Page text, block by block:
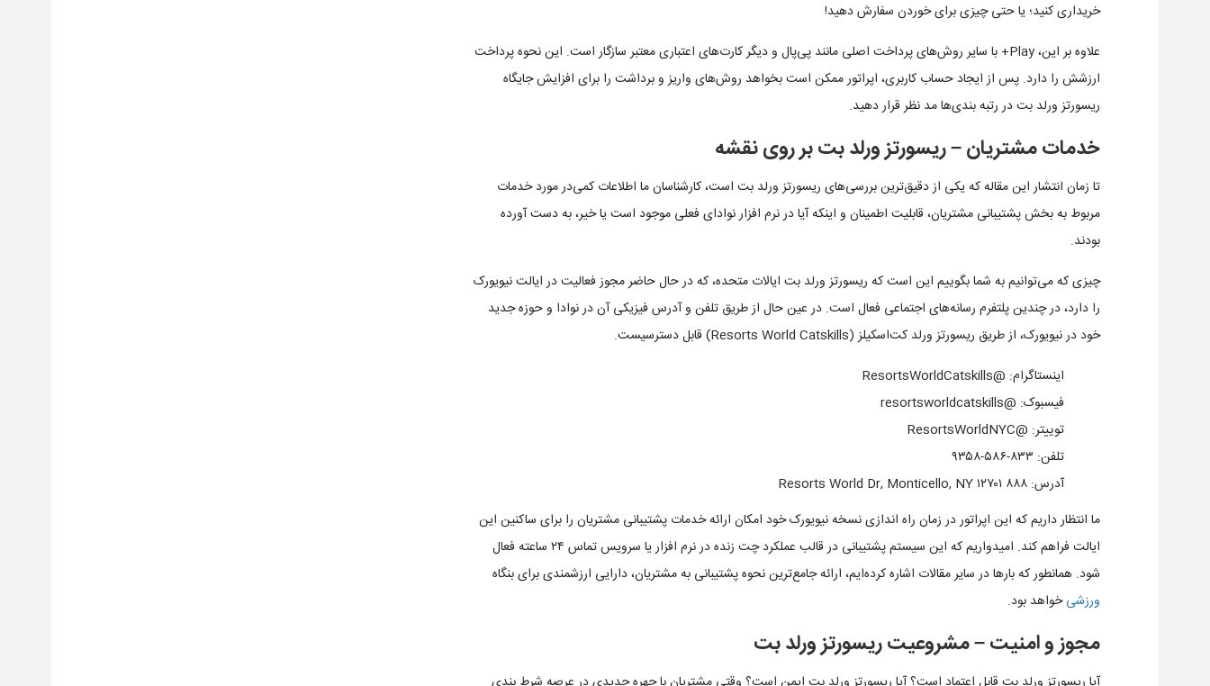
خریداری کنید؛ یا حتی چیزی برای خوردن سفارش دهید!
علاوه بر این، Play+ با سایر روش‌های پرداخت اصلی مانند پی‌پال و دیگر کارت‌های اعتباری معتبر سازگار است. این نحوه پرداخت
ارزشش را دارد. پس از ایجاد حساب کاربری، اپراتور ممکن است بخواهد روش‌های واریز و برداشت را برای افزایش جایگاه
ریسورتز ورلد بت در رتبه بندی‌ها مد نظر قرار دهید.
خدمات مشتریان – ریسورتز ورلد بت بر روی نقشه
تا زمان انتشار این مقاله که یکی از دقیق‌ترین بررسی‌های ریسورتز ورلد بت است، کارشناسان ما اطلاعات کمی‌در مورد خدمات
مربوط به بخش پشتیبانی مشتریان، قابلیت اطمینان و اینکه آیا در نرم افزار نوادای فعلی موجود است یا خیر، به دست آورده
بودند.
چیزی که می‌توانیم به شما بگوییم این است که ریسورتز ورلد بت ایالات متحده، که در حال حاضر مجوز فعالیت در ایالت نیویورک
را دارد، در چندین پلتفرم رسانه‌های اجتماعی فعال است. در عین حال از طریق تلفن و آدرس فیزیکی آن در نوادا و حوزه جدید
خود در نیویورک، از طریق ریسورتز ورلد کت‌اسکیلز (Resorts World Catskills) قابل دسترسیست.
اینستاگرام: @ResortsWorldCatskills
فیسبوک: @resortsworldcatskills
توییتر: @ResortsWorldNYC
تلفن: ۸۳۳-۵۸۶-۹۳۵۸
آدرس: ۸۸۸ Resorts World Dr, Monticello, NY ۱۲۷۰۱
ما انتظار داریم که این اپراتور در زمان راه اندازی نسخه نیویورک خود امکان ارائه خدمات پشتیبانی مشتریان را برای ساکنین این
ایالت فراهم کند. امیدواریم که این سیستم پشتیبانی در قالب عملکرد چت زنده در نرم افزار یا سرویس تماس ۲۴ ساعته فعال
شود. همانطور که بارها در سایر مقالات اشاره کرده‌ایم، ارائه جامع‌ترین نحوه پشتیبانی به مشتریان، دارایی ارزشمندی برای بنگاه
ورزشیخواهد بود.
مجوز و امنیت – مشروعیت ریسورتز ورلد بت